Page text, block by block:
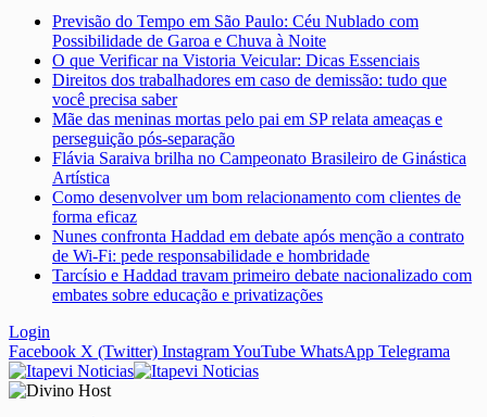
Previsão do Tempo em São Paulo: Céu Nublado com
Possibilidade de Garoa e Chuva à Noite
O que Verificar na Vistoria Veicular: Dicas Essenciais
Direitos dos trabalhadores em caso de demissão: tudo que
você precisa saber
Mãe das meninas mortas pelo pai em SP relata ameaças e
perseguição pós-separação
Flávia Saraiva brilha no Campeonato Brasileiro de Ginástica
Artística
Como desenvolver um bom relacionamento com clientes de
forma eficaz
Nunes confronta Haddad em debate após menção a contrato
de Wi-Fi: pede responsabilidade e hombridade
Tarcísio e Haddad travam primeiro debate nacionalizado com
embates sobre educação e privatizações
Login
Facebook X (Twitter) InstagramYouTube WhatsApp Telegrama